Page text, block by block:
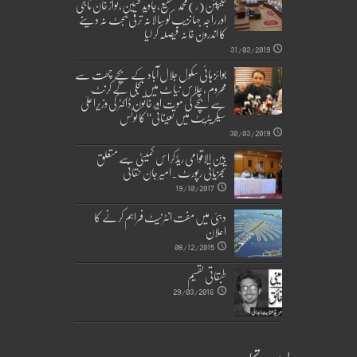
اور راجہ جہانزیب کو سالانہ ترقی بجٹ نہ دینے
کا اندرون خانہ فیصلہ کر لیا
31/03/2019
بوائز ہائی سکول جلال آباد کے بچے چھت سے
محروم ، چلاس نیاٹ میں بجلی کے کرنٹ
سے بچے کی موت اور خاتون ڈاکٹر کی وزیراعلیٰ
سیکریٹریٹ میں تعیناتی‘‘ کا نوٹس
30/03/2019
بین الاقوامی ریڈکراس کمیٹی سے متعلق
تجزیاتی رپورٹ۔امیر جان حقانی
19/10/2017
دبئی میں مفت انٹرنیٹ فراہم کرنے کا
اعلان
08/12/2015
طبقاتی تقسیم
29/03/2016